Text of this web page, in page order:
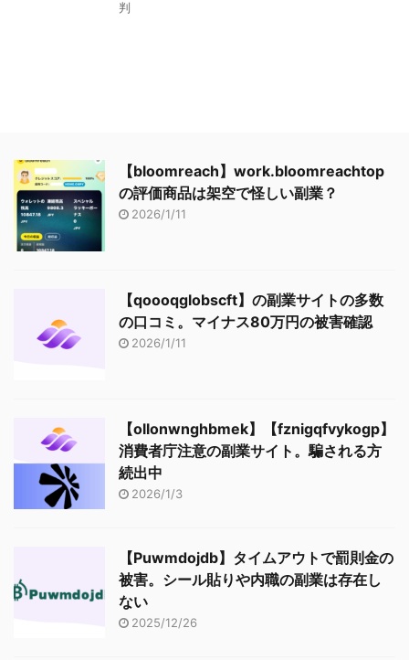
判
【bloomreach】work.bloomreachtop
の評価商品は架空で怪しい副業？
2026/1/11
【qoooqglobscft】の副業サイトの多数
の口コミ。マイナス80万円の被害確認
2026/1/11
【ollonwnghbmek】【fznigqfvykogp】
消費者庁注意の副業サイト。騙される方
続出中
2026/1/3
【Puwmdojdb】タイムアウトで罰則金の
被害。シール貼りや内職の副業は存在し
ない
2025/12/26